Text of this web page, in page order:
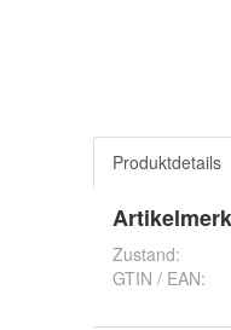
Produktdetails
Zustand:
GTIN / EAN: